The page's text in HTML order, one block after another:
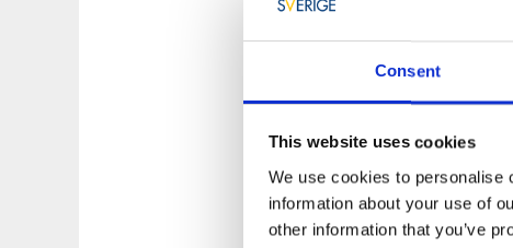
Consent
This website uses cookies
We use cookies to personalise
information about your use of
other information that you’ve
Ta en hike längs
in hosBillingetrollets
Korp har flyttat in. Lek
På vintern blir
många platserna